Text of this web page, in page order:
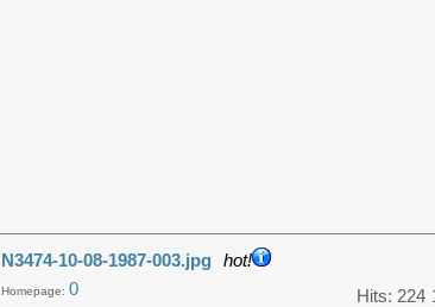
N3474-10-08-1987-003.jpg hot!
Hits: 224
Homepage: 0